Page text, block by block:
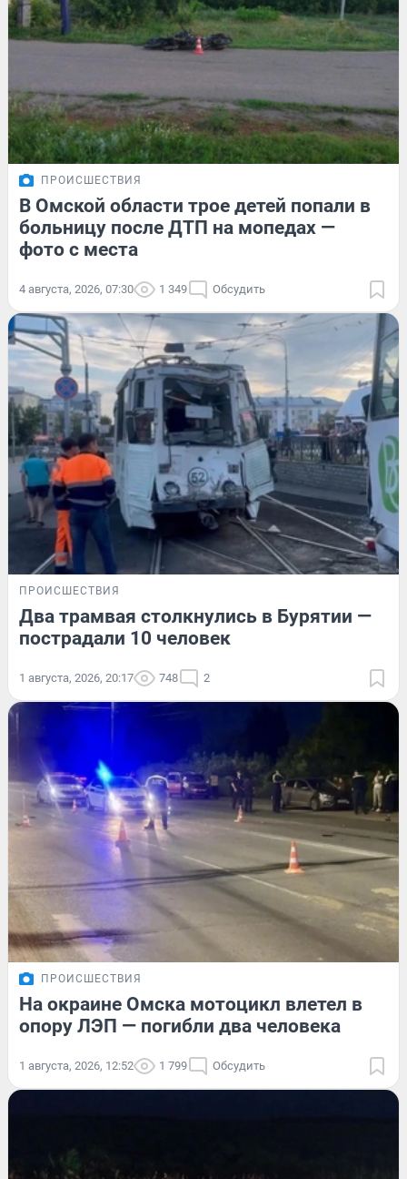
ПРОИСШЕСТВИЯ
В Омской области трое детей попали в
больницу после ДТП на мопедах —
фото с места
4 августа, 2026, 07:30 1 349 Обсудить
ПРОИСШЕСТВИЯ
Два трамвая столкнулись в Бурятии —
пострадали 10 человек
1 августа, 2026, 20:17 748 2
ПРОИСШЕСТВИЯ
На окраине Омска мотоцикл влетел в
опору ЛЭП — погибли два человека
1 августа, 2026, 12:52 1 799 Обсудить